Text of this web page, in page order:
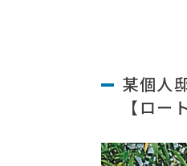
某個人
【ロー